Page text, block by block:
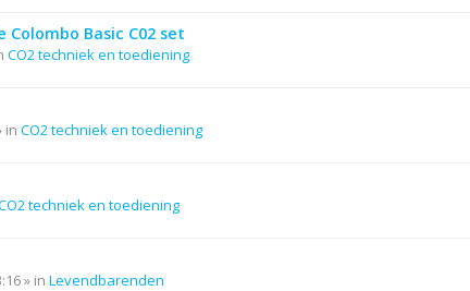
Basic C02 set
CO2 techniek en toediening
in CO2 techniek en toediening
techniek en toediening
» in Levendbarenden